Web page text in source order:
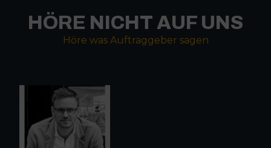
HÖRE NICHT AUF UNS
Höre was Auftraggeber sagen